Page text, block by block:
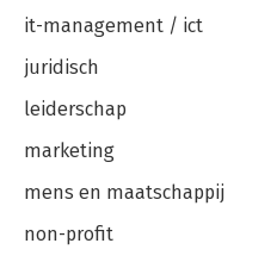
it-management / ict
juridisch
leiderschap
marketing
mens en maatschappij
non-profit